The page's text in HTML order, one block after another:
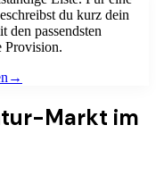
du kurz dein
den passendsten
Provision.
→
Markt im